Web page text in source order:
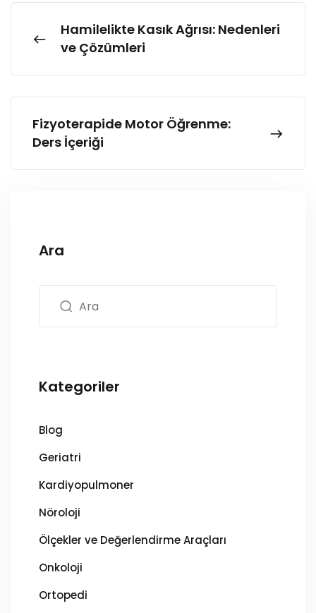
Hamilelikte Kasık Ağrısı: Nedenleri
ve Çözümleri
Fizyoterapide Motor Öğrenme:
Ders İçeriği
Ara
Kategoriler
Blog
Geriatri
Kardiyopulmoner
Nöroloji
Ölçekler ve Değerlendirme Araçları
Onkoloji
Ortopedi